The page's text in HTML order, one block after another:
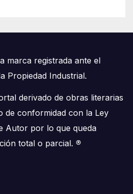
marca registrada ante el
Propiedad Industrial.
derivado de obras literarias
de conformidad con la Ley
Autor por lo que queda
total o parcial. ®